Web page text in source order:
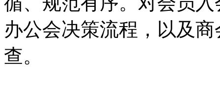
办公会决策流程，以及
查。